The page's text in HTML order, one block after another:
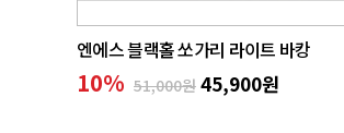
엔에스 블랙홀 쏘가리 라이트 바캉
10% 51,000원 45,900원